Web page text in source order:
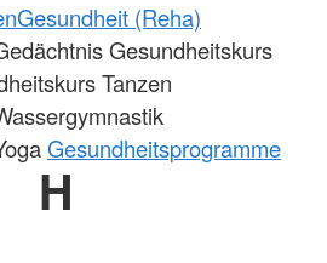
Gesundheit (Reha)
Gesundheitskurs
Tanzen
Gesundheitsprogramme
H